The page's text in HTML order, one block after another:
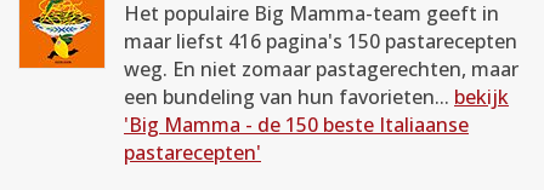
Het populaire Big Mamma-team geeft in
maar liefst 416 pagina's 150 pastarecepten
weg. En niet zomaar pastagerechten, maar
een bundeling van hun favorieten... bekijk
'Big Mamma - de 150 beste Italiaanse
pastarecepten'